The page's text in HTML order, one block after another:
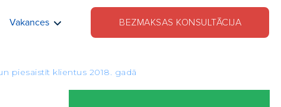
Vakances BEZMAKSAS KONSULTĀCIJA
piesaistīt klientus 2018. gadā